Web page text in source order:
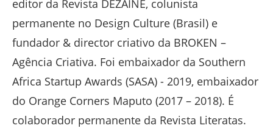
editor da Revista DEZAINE, colunista
permanente no Design Culture (Brasil) e
fundador & director criativo da BROKEN –
Agência Criativa. Foi embaixador da Southern
Africa Startup Awards (SASA) - 2019, embaixador
do Orange Corners Maputo (2017 – 2018). É
colaborador permanente da Revista Literatas.